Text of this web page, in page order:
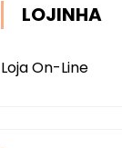
LOJINHA
Loja On-Line